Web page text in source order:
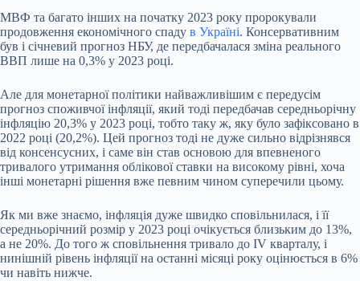
МВФ та багато інших на початку 2023 року пророкували
продовження економічного спаду в Україні. Консервативним
був і січневий прогноз НБУ, де передбачалася зміна реального
ВВП лише на 0,3% у 2023 році.
Але для монетарної політики найважливішим є передусім
прогноз споживчої інфляції, який тоді передбачав середньорічну
інфляцію 20,3% у 2023 році, тобто таку ж, яку було зафіксовано в
2022 році (20,2%). Цей прогноз тоді не дуже сильно відрізнявся
від консенсусних, і саме він став основою для впевненого
тривалого утримання облікової ставки на високому рівні, хоча
інші монетарні рішення вже певним чином суперечили цьому.
Як ми вже знаємо, інфляція дуже швидко сповільнилася, і її
середньорічний розмір у 2023 році очікується близьким до 13%,
а не 20%. До того ж сповільнення тривало до ІV кварталу, і
нинішній рівень інфляції на останні місяці року оцінюється в 6%
чи навіть нижче.